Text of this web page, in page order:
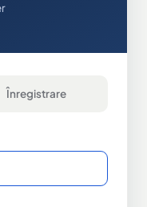
Înregistrare